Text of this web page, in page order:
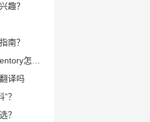
趣？
南？
译吗
？
？